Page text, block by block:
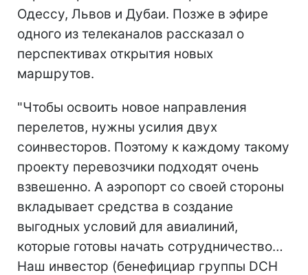
Одессу, Львов и Дубаи. Позже в эфире
одного из телеканалов рассказал о
перспективах открытия новых
маршрутов.
"Чтобы освоить новое направления
перелетов, нужны усилия двух
соинвесторов. Поэтому к каждому такому
проекту перевозчики подходят очень
взвешенно. А аэропорт со своей стороны
вкладывает средства в создание
выгодных условий для авиалиний,
которые готовы начать сотрудничество…
Наш инвестор (бенефициар группы DCH